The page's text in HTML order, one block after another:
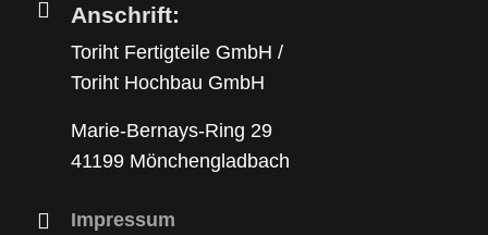
Anschrift:
Toriht Fertigteile GmbH /
Toriht Hochbau GmbH
Marie-Bernays-Ring 29
41199 Mönchengladbach
Impressum